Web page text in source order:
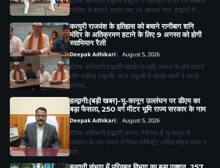
मस्जिद के सामने, लाइन नंबर 14, आजाद नगर, हल्द्वानी में…
कत्युरी राजवंश के इतिहास को बचाने रानीबाग शनि
मंदिर के अतिक्रमण हटाने के लिए 9 अगस्त को होगी
स्वाभिमान रैली
Deepak Adhikari August 5, 2026
दीपक अधिकारी हल्द्वानी पहाड़ी (कत्युरी) समाज के होंगे हजारों
लोग शामिल हल्द्वानी। आज हल्द्वानी में पहाड़ी आर्मी ने पहाड़ी
समाज…
हल्द्वानी:(बड़ी खबर)-भू-कानून उल्लंघन पर डीएम का
बड़ा फैसला, 250 वर्ग मीटर भूमि राज्य सरकार के नाम
Deepak Adhikari August 5, 2026
दीपक अधिकारी हल्द्वानी जनपद नैनीताल में भू-कानून के
उल्लंघन के एक मामले में जिला मजिस्ट्रेट ललित मोहन रयाल ने
बड़ा…